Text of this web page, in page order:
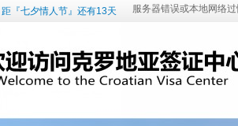
距『七夕情人节』还有13天